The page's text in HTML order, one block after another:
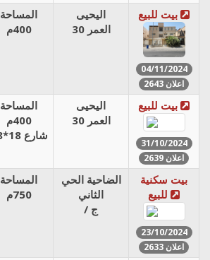
المساحة
400م
اليحيى
العمر 30
04/11/2024
اعلان 2643
المساحة
400م
شارع 18*18
اليحيى
العمر 30
31/10/2024
اعلان 2639
المساحة
750م
الضاحية الحي
الثاني
/ ج
بيت سكنية
23/10/2024
اعلان 2633